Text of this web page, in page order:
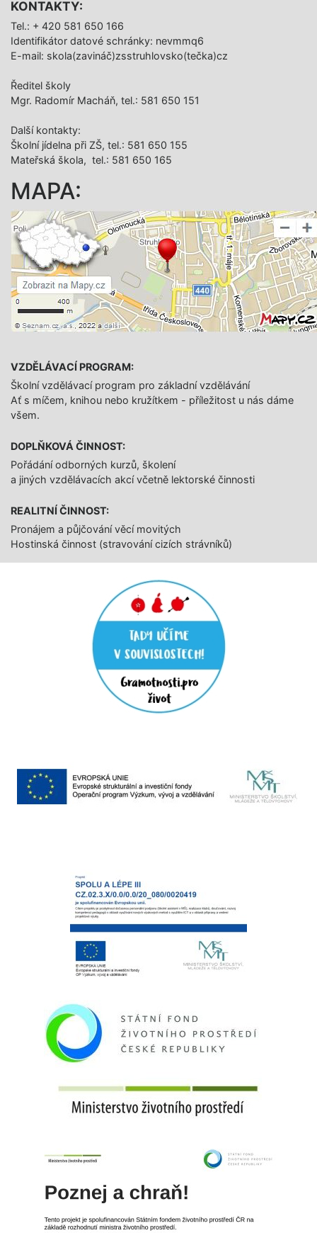
KONTAKTY:
Tel.: + 420 581 650 166
Identifikátor datové schránky: nevmmq6
E-mail: skola(zavináč)zsstruhlovsko(tečka)cz
Ředitel školy
Mgr. Radomír Macháň, tel.: 581 650 151
Další­ kontakty:
Školní jídelna při ZŠ, tel.: 581 650 155
Mateřská škola, tel.: 581 650 165
MAPA:
VZDĚLÁVACÍ PROGRAM:
Školní vzdělávací program pro základní vzdělávání
Ať s míčem, knihou nebo kružítkem - příležitost u nás dáme
všem.
DOPLŇKOVÁ ČINNOST:
Pořádání odborných kurzů, školení
a jiných vzdělávacích akcí včetně lektorské činnosti
REALITNÍ ČINNOST:
Pronájem a půjčování věcí movitých
Hostinská činnost (stravování cizích strávníků)